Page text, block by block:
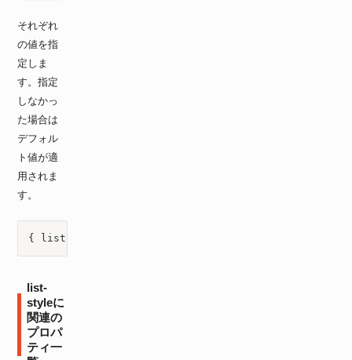
それぞれ
の値を指
定しま
す。指定
しなかっ
た場合は
デフォル
ト値が適
用されま
す。
{ list-style: （list-style-typeの値もしくはlist-style-
list-
styleに
関連の
プロパ
ティ一